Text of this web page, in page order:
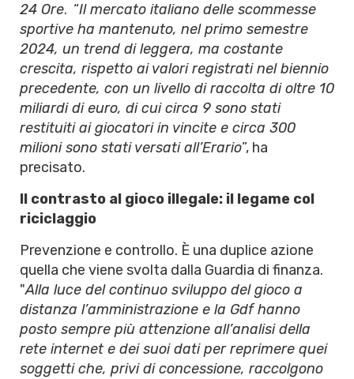
24 Ore. “Il mercato italiano delle scommesse
sportive ha mantenuto, nel primo semestre
2024, un trend di leggera, ma costante
crescita, rispetto ai valori registrati nel biennio
precedente, con un livello di raccolta di oltre 10
miliardi di euro, di cui circa 9 sono stati
restituiti ai giocatori in vincite e circa 300
milioni sono stati versati all’Erario”, ha
precisato.
Il contrasto al gioco illegale: il legame col
riciclaggio
Prevenzione e controllo. È una duplice azione
quella che viene svolta dalla Guardia di finanza.
"Alla luce del continuo sviluppo del gioco a
distanza l’amministrazione e la Gdf hanno
posto sempre più attenzione all’analisi della
rete internet e dei suoi dati per reprimere quei
soggetti che, privi di concessione, raccolgono